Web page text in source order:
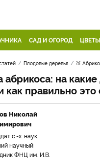
САД И ОГОРОД
Плодовые деревья 🍑
абрикоса: на
как правильно это
Николай
с.-х. наук,
научный
ФНЦ им. И.В.